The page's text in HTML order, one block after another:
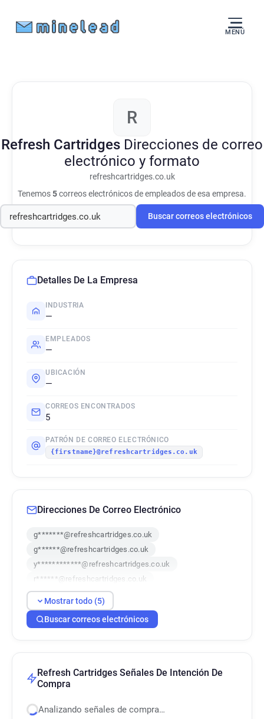
MENÚ
R
Refresh Cartridges Direcciones de correo
electrónico y formato
refreshcartridges.co.uk
Tenemos5correos electrónicos de empleados de esa empresa.
Buscar correos electrónicos
Detalles De La Empresa
INDUSTRIA
—
EMPLEADOS
—
UBICACIÓN
—
CORREOS ENCONTRADOS
5
PATRÓN DE CORREO ELECTRÓNICO
{firstname}@refreshcartridges.co.uk
Direcciones De Correo Electrónico
g*******@refreshcartridges.co.uk
g******@refreshcartridges.co.uk
y************@refreshcartridges.co.uk
r******@refreshcartridges.co.uk
z***********@refreshcartridges.co.uk
Mostrar todo (5)
Buscar correos electrónicos
Refresh Cartridges Señales De Intención De
Compra
Analizando señales de compra…